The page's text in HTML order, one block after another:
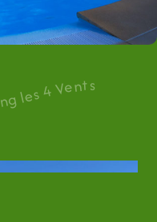
les 4 Vents